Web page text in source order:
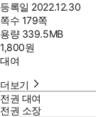
등록일 2022.12.30
쪽수 179쪽
용량 339.5MB
1,800원
대여
더보기
전권 대여
전권 소장